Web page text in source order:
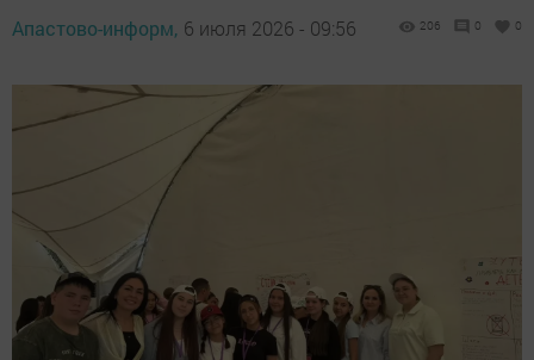
Апастово-информ, 6 июля 2026 - 09:56 206 0 0